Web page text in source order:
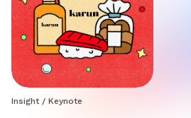
Insight / Keynote